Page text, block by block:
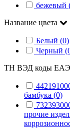
бежевый
Название цвета
Белый (0)
Черный
ТН ВЭД коды
бамбука (0)
прочие